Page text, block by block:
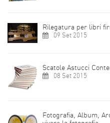
Rilegatura per libri
09 Set 2015
Scatole Astucci
08 Set 2015
Fotografia, Album,